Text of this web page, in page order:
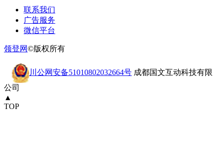
联系我们
广告服务
微信平台
领登网©版权所有
川公网安备51010802032664号 成都国文互动科技有限
公司
▲
TOP